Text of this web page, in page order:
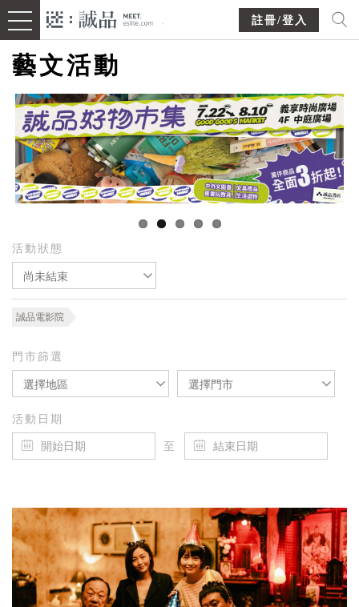
註冊/登入
藝文活動
活動狀態
尚未結束
誠品電影院
門市篩選
選擇地區 選擇門市
活動日期
至